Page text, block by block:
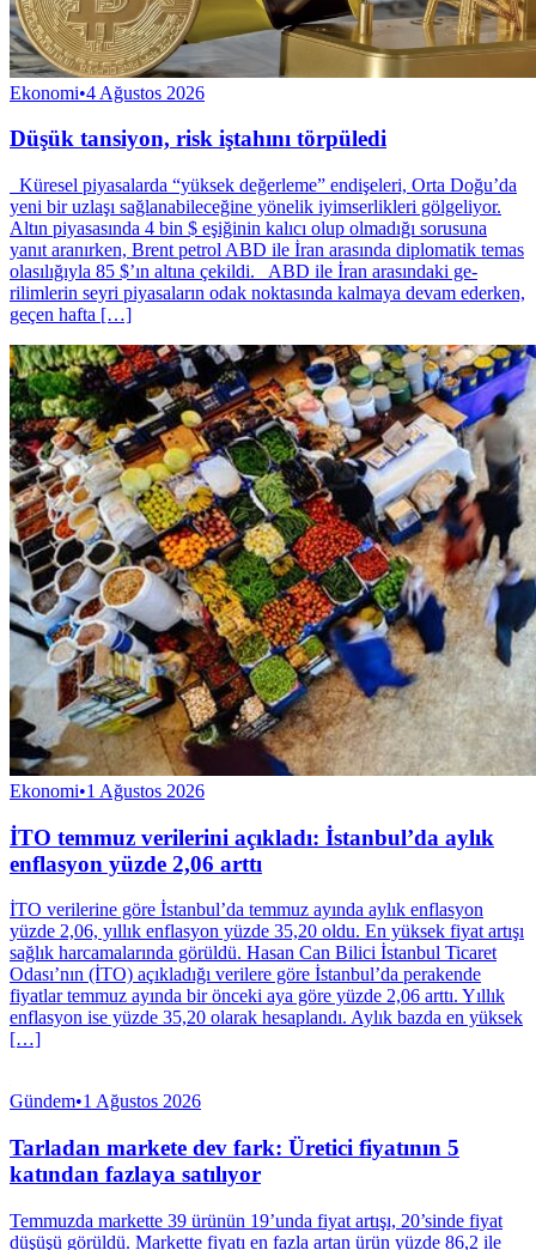
Ekonomi•4 Ağustos 2026
Düşük tansiyon, risk iştahını törpüledi
Küresel piyasalarda “yüksek değerleme” endişeleri, Orta Doğu’da
yeni bir uzlaşı sağlanabileceğine yönelik iyimserlikleri gölgeliyor.
Altın piyasasında 4 bin $ eşiğinin kalıcı olup olmadığı sorusuna
yanıt aranırken, Brent petrol ABD ile İran arasında diplomatik temas
olasılığıyla 85 $’ın altına çekildi. ABD ile İran arasındaki ge­
rilimlerin seyri piyasala­rın odak noktasında kal­maya devam ederken,
geçen haf­ta […]
Ekonomi•1 Ağustos 2026
İTO temmuz verilerini açıkladı: İstanbul’da aylık
enflasyon yüzde 2,06 arttı
İTO verilerine göre İstanbul’da temmuz ayında aylık enflasyon
yüzde 2,06, yıllık enflasyon yüzde 35,20 oldu. En yüksek fiyat artışı
sağlık harcamalarında görüldü. Hasan Can Bilici İstanbul Ticaret
Odası’nın (İTO) açıkladığı verilere göre İstanbul’da perakende
fiyatlar temmuz ayında bir önceki aya göre yüzde 2,06 arttı. Yıllık
enflasyon ise yüzde 35,20 olarak hesaplandı. Aylık bazda en yüksek
[…]
Gündem•1 Ağustos 2026
Tarladan markete dev fark: Üretici fiyatının 5
katından fazlaya satılıyor
Temmuzda markette 39 ürünün 19’unda fiyat artışı, 20’sinde fiyat
düşüşü görüldü. Markette fiyatı en fazla artan ürün yüzde 86,2 ile